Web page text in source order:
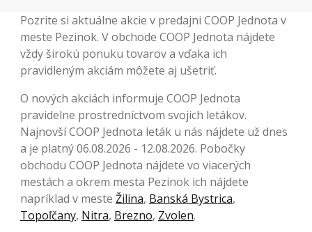
Pozrite si aktuálne akcie v predajni COOP Jednota v
meste Pezinok. V obchode COOP Jednota nájdete
vždy širokú ponuku tovarov a vďaka ich
pravidleným akciám môžete aj ušetriť.
O nových akciách informuje COOP Jednota
pravidelne prostredníctvom svojich letákov.
Najnovší COOP Jednota leták u nás nájdete už dnes
a je platný 06.08.2026 - 12.08.2026. Pobočky
obchodu COOP Jednota nájdete vo viacerých
mestách a okrem mesta Pezinok ich nájdete
napríklad v meste Žilina, Banská Bystrica,
Topoľčany, Nitra, Brezno, Zvolen.